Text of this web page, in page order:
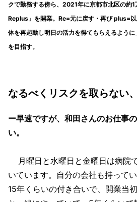
クで勤務する傍ら、2021年に京都市北区の約
Replus」を開業。Re=元に戻す・再び plus=
体を再起動し明日の活力を得てもらえるよう
を目指す。
なるべくリスクを取らない
ー早速ですが、和田さんのお仕事
い。
月曜日と水曜日と金曜日は病院
いています。自分の会社も持って
15年くらいの付き合いで、開業当